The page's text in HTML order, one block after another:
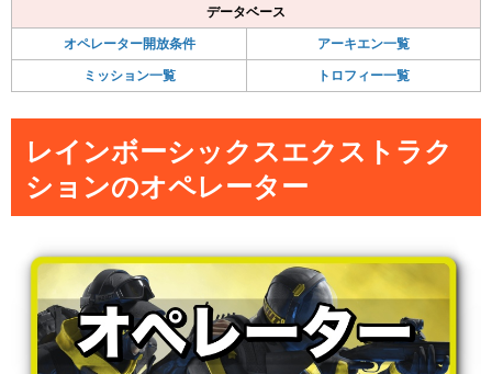
データベース
オペレーター開放条件
アーキエン一覧
ミッション一覧
トロフィー一覧
レインボーシックスエクストラク
ションのオペレーター